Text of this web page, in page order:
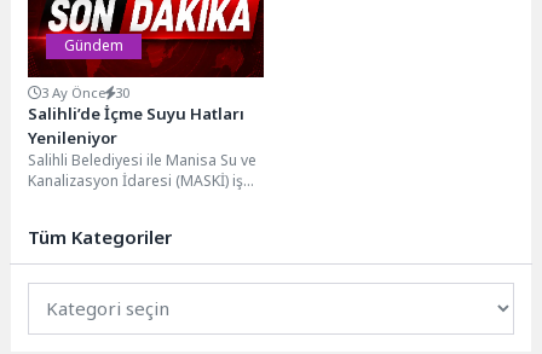
Gündem
3 Ay Önce 30
Salihli’de İçme Suyu Hatları
Yenileniyor
Salihli Belediyesi ile Manisa Su ve
Kanalizasyon İdaresi (MASKİ) iş
Tüm Kategoriler